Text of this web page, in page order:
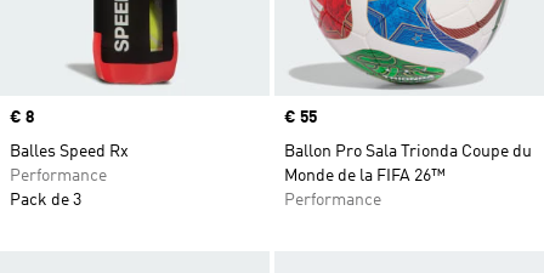
Prix
€ 8
Balles Speed Rx
Performance
Pack de 3
Prix
€ 55
Ballon Pro Sala Trionda Coupe du
Monde de la FIFA 26™
Performance